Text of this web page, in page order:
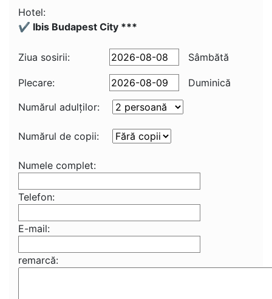
Hotel:
✔️ Ibis Budapest City ***
Ziua sosirii: Sâmbătă
Plecare:
Duminică
Numărul adulţilor:
Numărul de copii:
Numele complet:
Telefon:
E-mail:
remarcă: